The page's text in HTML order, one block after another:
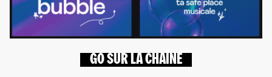
GO SUR LA CHAÎNE